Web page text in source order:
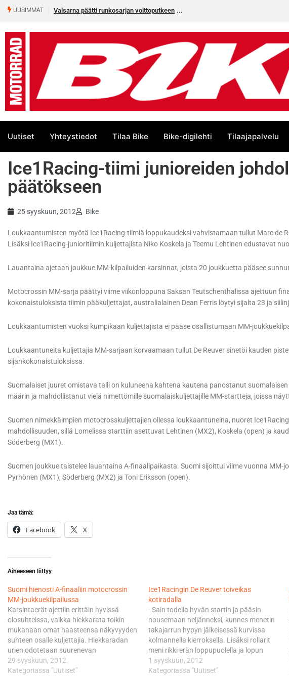
UUSIMMAT Valsarna päätti runkosarjan voittoputkeen
Uutiset Yhteystiedot Tilaa Bike Bike-digilehti Tilaajapalvelu
Ice1Racing-tiimi junioreiden
päätökseen
25 syyskuun, 2012 Bike
Loukkaantumisten myötä Ice1Racing-tiimiä loppukaudeksi vahvistamaan tullut Marc de
Lisäksi Ice1Racing-junioritiimin kuljettajista Niko Koskela ja Teemu Lehtinen edustavat
Lauantaina ajetaan joukkue MM-kilpailuiden karsinnat, joista 20 joukkuetta pääsee
Motocrossin MM-sarja päättyi viime viikonloppuna Saksan Teutschenthalissa ajettuun
kokonaistuloksista tiimin pääkuljettajat, australialainen Dean Ferris löytyi sijalta 23 ja
Loukkaantumisten vuoksi kumpikaan kuljettajista ei pääse osallistumaan MM-
Loukkaantuneita kuljettajia MM-sarjaan korvaamaan tullut De Reuver sinetöi kauden
sijankokonaistuloksissa.
Suomalaiset juuret omistava talli on kuluneena kahtena kautena panostanut
määrin ja mahdollistanut vielä nimettömille suomalaiskuljettajille MM-startteja, joissa
Suomen nimekkäimpien motocrosskuljettajien ollessa loukkaantuneina, nuoret
mahdollisuuden, sillä Lomelissa starttiin asettuvat Lehtinen (MX2), Koskela (open) ja
Söderberg (MX1).
Suomen joukkue taistelee lauantaina A-finaalipaikasta. Suomi sijoittui viime vuonna MM-
Pyrhönen (MX1), Söderberg (MX2) ja Toni Eriksson (open).
Jaa tämä:
Facebook X
Aiheeseen liittyy
Suomi hienosti A-finaaliin motocrossin
MM-joukkuekilpailussa
Karsintaerät ajettiin erittäin hyvissä
olosuhteissa, vaikka hiekkarata toikin
mukanaan omat haasteensa näkyvyyden
suhteen osalle kuljettajia. Hiekkaradan
urien odotetaan suurenevan
finaalipäivälle, minkä myötä erotkin
kärjessä kasvavat. Loukkaantumisten
29 syyskuun, 2012
Kategoriassa "Uutiset"
Ice1Racingin De Reuver toiveikas
kotiradalla
- Sain todella hyvän startin ja pääsin
nousemaan neljänneksi, kunnes menetin
takajarrun hypyn jälkeisessä kurvissa
kolmannella kierroksella. Lisäksi rollarit
meni rikki erän loppupuolella ja lopun
kruunasi järjestäjän kypäräkameran
leimahtaminen liekkeihin. Sanomattakin
1 syyskuun, 2012
Kategoriassa "Uutiset"